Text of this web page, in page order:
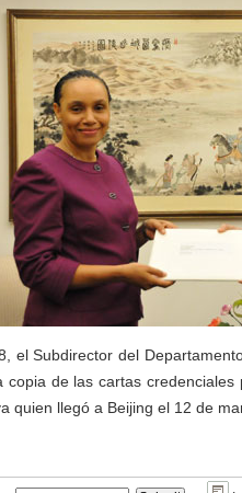
el Subdirector del
copia de las cartas
quien llegó a Beijing el 12 de